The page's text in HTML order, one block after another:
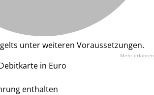
unter weiteren Voraussetzungen.
Mehr erfahren
in Euro
enthalten